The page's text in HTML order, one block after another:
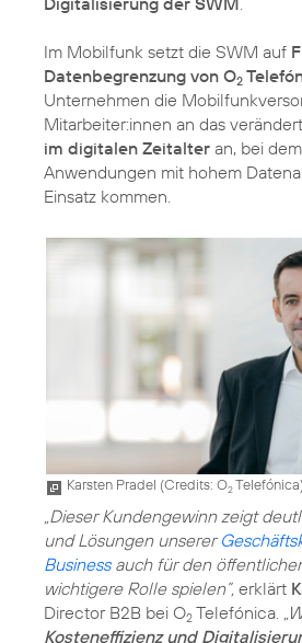
Im Mobilfunk setzt die SWM auf
Datenbegrenzung von O2
Unternehmen die
Mitarbeiter:innen an das
im digitalen Zeitalter an, bei
Anwendungen mit hohem
Einsatz kommen.
Karsten Pradel (Credits: O2Telefónica)
„Dieser Kundengewinn zeigt
und Lösungen unserer
Businessauch für den
wichtigere Rolle spielen”, erklärt
Director B2B bei O2 Telefónica.
Kosteneffizienz und